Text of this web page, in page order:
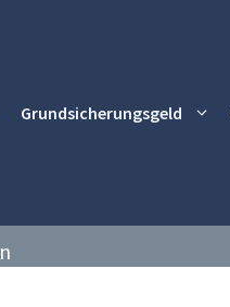
Grundsicherungsgeld